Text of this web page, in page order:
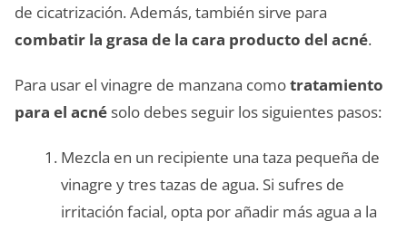
de cicatrización. Además, también sirve para
combatir la grasa de la cara producto del acné.
Para usar el vinagre de manzana comotratamiento
para el acné solo debes seguir los siguientes pasos:
Mezcla en un recipiente una taza pequeña de
vinagre y tres tazas de agua. Si sufres de
irritación facial, opta por añadir más agua a la